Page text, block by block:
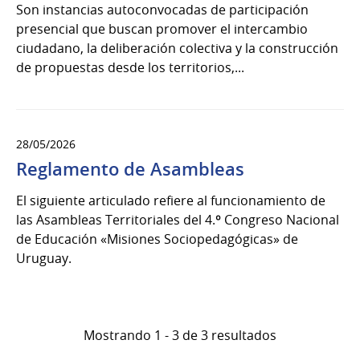
Son instancias autoconvocadas de participación
presencial que buscan promover el intercambio
ciudadano, la deliberación colectiva y la construcción
de propuestas desde los territorios,...
28/05/2026
Reglamento de Asambleas
El siguiente articulado refiere al funcionamiento de
las Asambleas Territoriales del 4.º Congreso Nacional
de Educación «Misiones Sociopedagógicas» de
Uruguay.
Mostrando 1 - 3 de 3 resultados